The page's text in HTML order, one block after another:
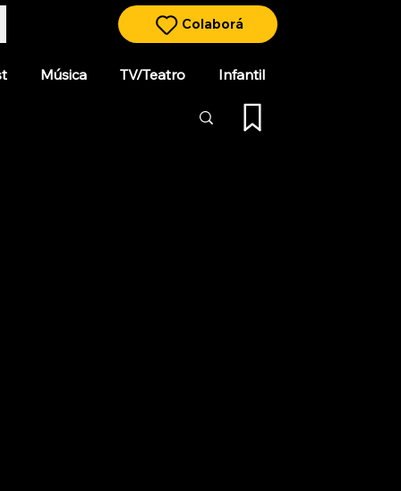
Colaborá
Música TV/Teatro Infantil